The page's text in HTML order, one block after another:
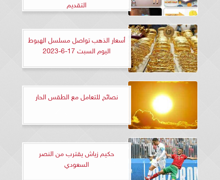
التقديم
أسعار الذهب تواصل مسلسل الهبوط
اليوم السبت 17-6-2023
نصائح للتعامل مع الطقس الحار
حكيم زياش يقترب من النصر
السعودي